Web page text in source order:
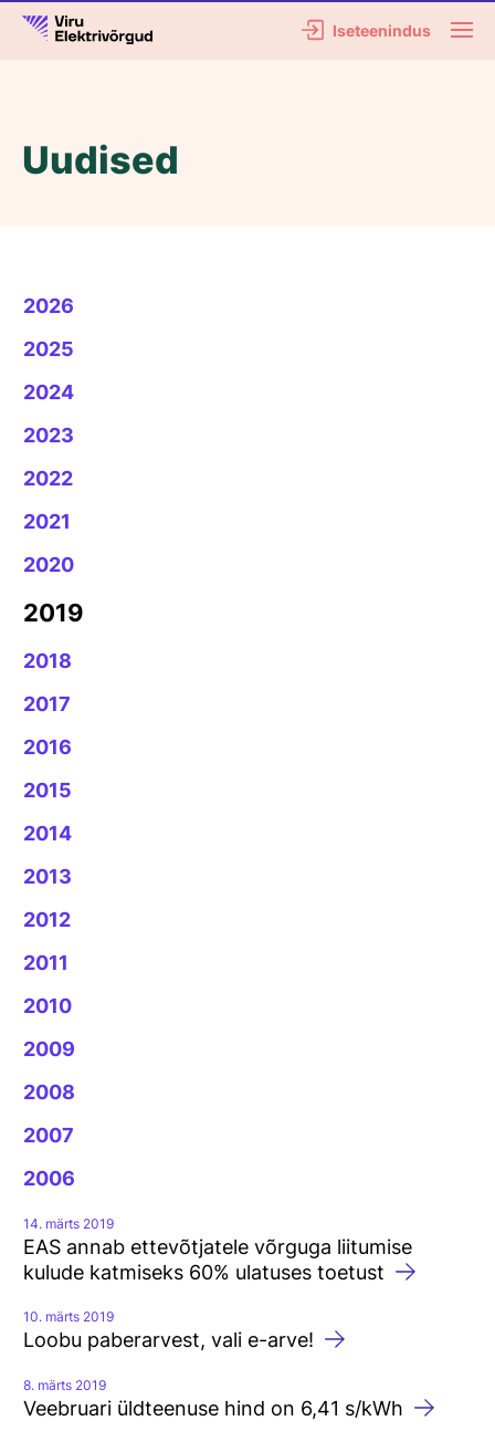
Iseteenindus
Uudised
2026
2025
2024
2023
2022
2021
2020
2019
2018
2017
2016
2015
2014
2013
2012
2011
2010
2009
2008
2007
2006
14. märts 2019
EAS annab ettevõtjatele võrguga liitumise
kulude katmiseks 60% ulatuses toetust
10. märts 2019
Loobu paberarvest, vali e-arve!
8. märts 2019
Veebruari üldteenuse hind on 6,41 s/kWh